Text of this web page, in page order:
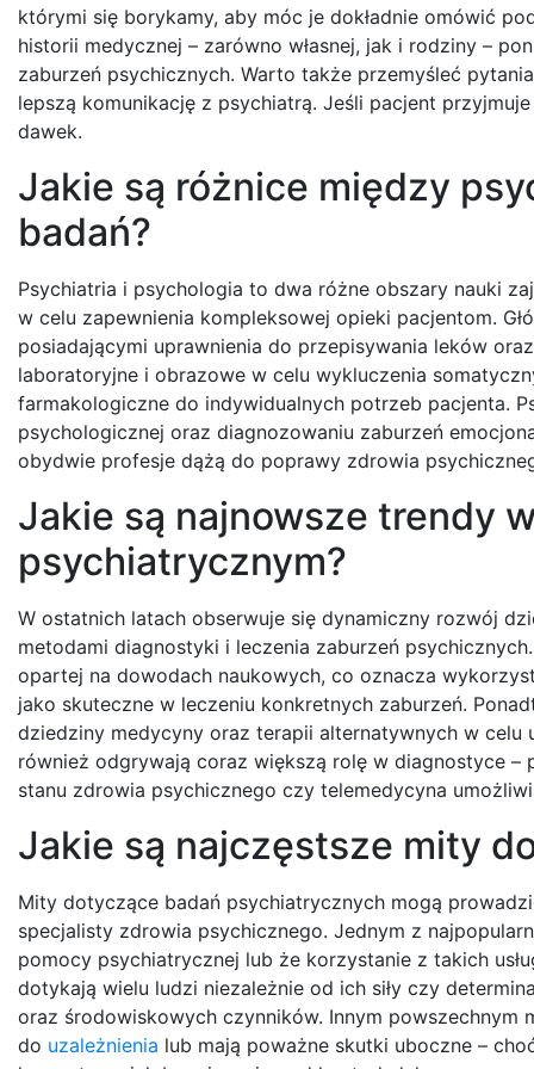
którymi się borykamy, aby móc je dokładnie omówić
historii medycznej – zarówno własnej, jak i rodziny –
zaburzeń psychicznych. Warto także przemyśleć
lepszą komunikację z psychiatrą. Jeśli pacjent
dawek.
Jakie są różnice między
badań?
Psychiatria i psychologia to dwa różne obszary nauki
w celu zapewnienia kompleksowej opieki pacjentom.
posiadającymi uprawnienia do przepisywania leków
laboratoryjne i obrazowe w celu wykluczenia
farmakologiczne do indywidualnych potrzeb pacjenta.
psychologicznej oraz diagnozowaniu zaburzeń
obydwie profesje dążą do poprawy zdrowia
Jakie są najnowsze trendy
psychiatrycznym?
W ostatnich latach obserwuje się dynamiczny rozwój
metodami diagnostyki i leczenia zaburzeń
opartej na dowodach naukowych, co oznacza
jako skuteczne w leczeniu konkretnych zaburzeń.
dziedziny medycyny oraz terapii alternatywnych w
również odgrywają coraz większą rolę w diagnostyce –
stanu zdrowia psychicznego czy telemedycyna
Jakie są najczęstsze mity
Mity dotyczące badań psychiatrycznych mogą
specjalisty zdrowia psychicznego. Jednym z
pomocy psychiatrycznej lub że korzystanie z takich
dotykają wielu ludzi niezależnie od ich siły czy
oraz środowiskowych czynników. Innym
do uzależnienia lub mają poważne skutki uboczne –